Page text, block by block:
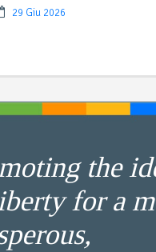
29 Giu 2026
the
for a